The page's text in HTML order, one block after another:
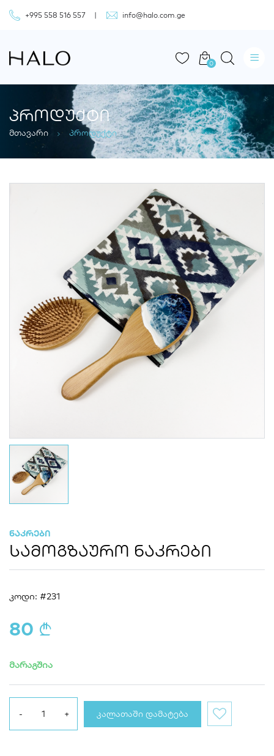
+995 558 516 557 info@halo.com.ge
0
ᲞᲠᲝᲓᲣᲥᲢᲘ
მთავარი პროდუქტი
ნაკრები
ᲡᲐᲛᲝᲒᲖᲐᲣᲠᲝ ᲜᲐᲙᲠᲔᲑᲘ
კოდი: #231
80 a
მარაგშია
ᲙᲐᲚᲐᲗᲐᲨᲘ ᲓᲐᲛᲐᲢᲔᲑᲐ